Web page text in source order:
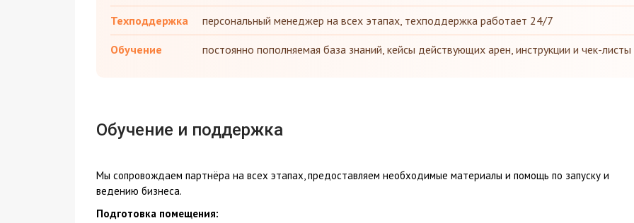
Техподдержка персональный менеджер на всех этапах, техподдержка работает 24/7
Обучение постоянно пополняемая база знаний, кейсы действующих арен, инструкции и чек-листы
Обучение и поддержка
Мы сопровождаем партнёра на всех этапах, предоставляем необходимые материалы и помощь по запуску и
ведению бизнеса.
Подготовка помещения: